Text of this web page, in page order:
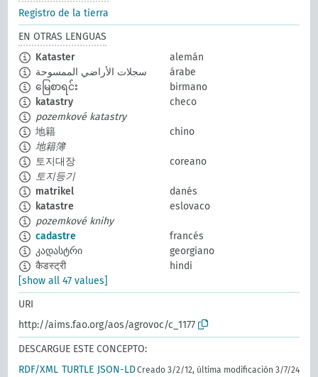
Registro de la tierra
EN OTRAS LENGUAS
Kataster
alemán
سجلات الأراضي الممسوحة
árabe
မြေစာရင်း
birmano
katastry
checo
pozemkové katastry
地籍
chino
地籍簿
토지대장
coreano
토지등기
matrikel
danés
katastre
eslovaco
pozemkové knihy
cadastre
francés
კადასტრი
georgiano
कैडस्ट्री
hindi
[show all 47 values]
URI
http://aims.fao.org/aos/agrovoc/c_1177
DESCARGUE ESTE CONCEPTO:
RDF/XML TURTLE JSON-LDCreado 3/2/12, última modificación 3/7/24